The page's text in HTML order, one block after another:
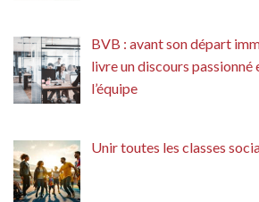
BVB : avant son départ
livre un discours passionné
l’équipe
Unir toutes les classes